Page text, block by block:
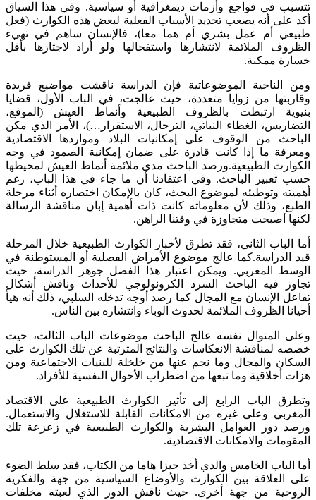
تتسبب في فواجع وأزمات ديمغرافية أو سياسية. وفي هذا السياق
أكد على أنه يصعب تحديد الأسباب الفعلية لبعض هذه الكوارث (فعل
طبيعي أم عمل بشري أم هما معا)، فالإنسان ساهم في تهيء
الظروف الملائمة لانتشارها واستفحالها ولو أراد لاجتازها بأقل
خسارة ممكنة.
ومن الناحية الموضوعاتية فإن الدراسة ناقشت مواضيع فريدة
وقاربتها من زوايا متعددة، حيث عالجت، في الباب الأول، قضايا
بنيوية ارتبطت بالظروف الطبيعية وأنماط العيش (الموقع،
التضاريس، الغطاء النباتي، الترحال، الاستقرار…)، الأمر الذي مكن
الباحث من الوقوف على إمكانيات البلاد ومواردها الاقتصادية
ومعرفة ما إذا كانت قادرة على ضمان إمكانية الصمود في وجه
الكوارث الطبيعية.ورصد الباحث مدى ملائمة أنماط العيش لمحيطها
حسب تعبير الباحث. وفي اعتقادنا أن ما جاء في هذا الباب، رغم
أهميته وتوطيئه لموضوع البحث، كان بالإمكان اختصاره أثناء مرحلة
الطبع، وذلك لأن معلوماته كانت ذات أهمية إبان مناقشة الرسالة
لكنها أصبحت متجاوزة في وقتنا الراهن.
أما الباب الثاني، فقد تطرق لأخبار الكوارث الطبيعية خلال المرحلة
قيد الدراسة.كما عالج موضوع الأمراض الفصلية أو المستوطنة في
الوسط المغربي. ويمكن اعتبار هذا الفصل جوهر الدراسة، حيث
تجاوز فيه الباحث السرد الكرونولوجي للأحداث وناقش أشكال
تفاعل الإنسان مع المجال كما رصد أوجه تدخله السلبي، ذلك أنه هيأ
أحيانا الظروف الملائمة لحدوث الوباء وانتشاره بين الناس.
وعلى المنوال نفسه عالج الباحث موضوعات الباب الثالث، حيث
خصصه لمناقشة الانعكاسات والنتائج المترتبة عن تلك الكوارث على
السكان والمجال وما نجم عنها من خلخلة للبنيات الاجتماعية ومن
هزات أخلاقية وما تبعها من اضطراب الأحوال النفسية للأفراد.
وتطرق الباب الرابع إلى تأثير الكوارث الطبيعية على الاقتصاد
المغربي وعلى غيره من الامكانات القابلة للاستغلال والاستعمال.
ورصد دور العوامل البشرية والكوارث الطبيعية في زعزعة تلك
المقومات والامكانات الاقتصادية.
أما الباب الخامس والذي أخذ حيزا هاما من الكتاب، فقد سلط الضوء
على العلاقة بين الكوارث والأوضاع السياسية من جهة والفكرية
الروحية من جهة أخرى. حيث ناقش الدور الذي لعبته مخلفات